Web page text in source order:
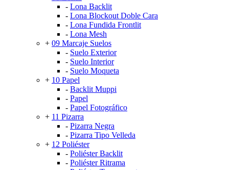
- Lona Backlit
- Lona Blockout Doble Cara
- Lona Fundida Frontlit
- Lona Mesh
+ 09 Marcaje Suelos
- Suelo Exterior
- Suelo Interior
- Suelo Moqueta
+ 10 Papel
- Backlit Muppi
- Papel
- Papel Fotográfico
+ 11 Pizarra
- Pizarra Negra
- Pizarra Tipo Velleda
+ 12 Poliéster
- Poliéster Backlit
- Poliéster Ritrama